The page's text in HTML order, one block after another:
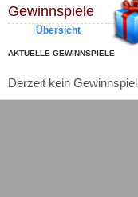
Gewinnspiele
Übersicht
AKTUELLE GEWINNSPIELE
Derzeit kein Gewinnspiel